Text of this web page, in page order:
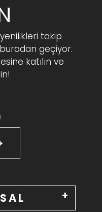
takip
geçiyor.
katılın ve